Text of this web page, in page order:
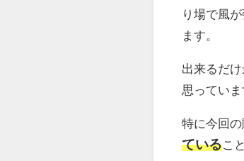
り場で風
ます。
出来るだ
思っていま
特に今回の
ている こ